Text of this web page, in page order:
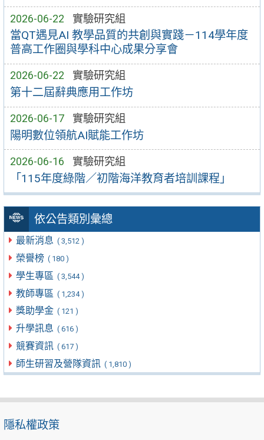
2026-06-22 實驗研究組
當QT遇見AI 教學品質的共創與實踐－114學年度
普高工作圈與學科中心成果分享會
2026-06-22 實驗研究組
第十二屆辭典應用工作坊
2026-06-17 實驗研究組
陽明數位領航AI賦能工作坊
2026-06-16 實驗研究組
「115年度綠階／初階海洋教育者培訓課程」
依公告類別彙總
最新消息 ( 3,512 )
榮譽榜 ( 180 )
學生專區 ( 3,544 )
教師專區 ( 1,234 )
獎助學金 ( 121 )
升學訊息 ( 616 )
競賽資訊 ( 617 )
師生研習及營隊資訊 ( 1,810 )
隱私權政策